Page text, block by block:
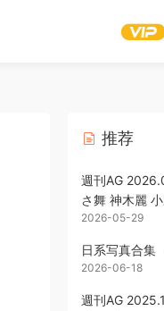
推荐
週刊AG
さ舞 神木麗
2026-05-29
日系写真合集
2026-06-18
週刊AG